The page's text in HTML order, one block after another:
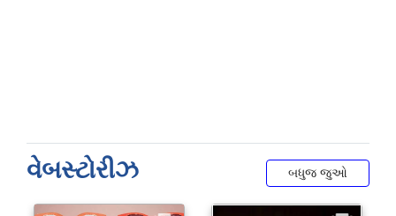
વેબસ્ટોરીઝ બધુજ જુઓ